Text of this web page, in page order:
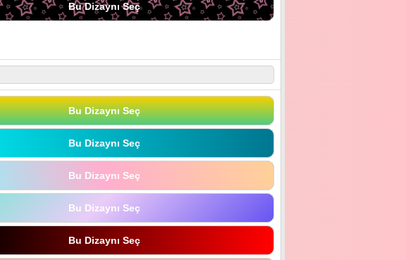
Bu Dizaynı Seç
Bu Dizaynı Seç
Bu Dizaynı Seç
Bu Dizaynı Seç
Bu Dizaynı Seç
Bu Dizaynı Seç